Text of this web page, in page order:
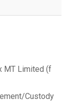
MT Limited (f
Custody